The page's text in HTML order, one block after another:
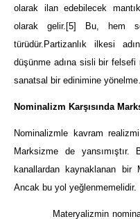
olarak ilan edebilecek
olarak gelir. [5]
Bu, hem
türüdür.Partizanlık ilkesi
düşünme adına sisli bir felsefi
sanatsal bir edinimine
Nominalizm Karşısında
Nominalizmle kavram
Marksizme de
kanallardan kaynaklanan
Ancak bu yol yeğlenmemelidir.
Materyalizmin